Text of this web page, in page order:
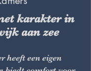
karakter in
aan zee
heeft een eigen